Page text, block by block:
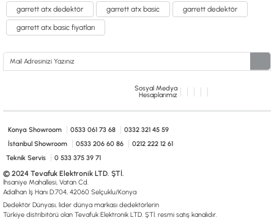
garrett atx dedektör
garrett atx basic garrett dedektör
garrett atx basic fiyatları
Sosyal Medya
Hesaplarımız
Konya Showroom 0533 061 73 68
0332 321 45 59
İstanbul Showroom
0533 206 60 86
0212 222 12 61
Teknik Servis
0 533 375 39 71
© 2024 Tevafuk Elektronik LTD. ŞTİ.
İhsaniye Mahallesi, Vatan Cd.
Adalhan İş Hanı D:704, 42060 Selçuklu/Konya
Dedektör Dünyası, lider dünya markası dedektörlerin
Türkiye distribitörü olan Tevafuk Elektronik LTD. ŞTİ. resmi satış kanalıdır.